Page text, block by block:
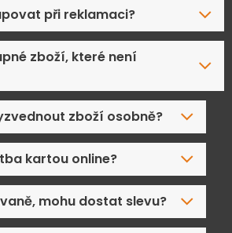
při reklamaci?
zboží, které není
zboží osobně?
kartou online?
mohu dostat slevu?